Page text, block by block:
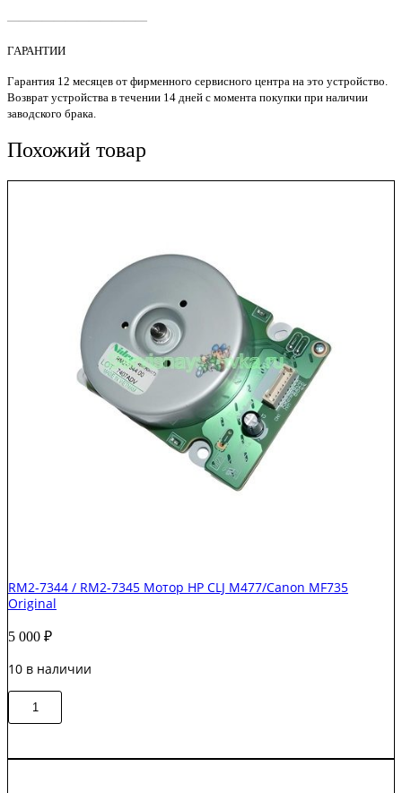
————————————
ГАРАНТИИ
Гарантия 12 месяцев от фирменного сервисного центра на это устройство.
Возврат устройства в течении 14 дней с момента покупки при наличии
заводского брака.
Похожий товар
RM2-7344 / RM2-7345 Мотор HP CLJ M477/Canon MF735
Original
5 000 ₽
10 в наличии
Количество
товара
/